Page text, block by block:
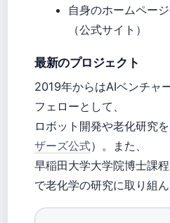
自身のホームペー
（公式サイト）
最新のプロジェクト
2019年からはAIベンチャ
フェローとして、
ロボット開発や老化研究
ザーズ公式）。また、
早稲田大学大学院博士課
で老化学の研究に取り組ん